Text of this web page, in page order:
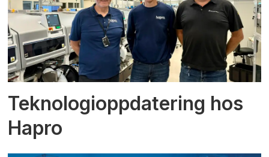
Teknologioppdatering hos
Hapro